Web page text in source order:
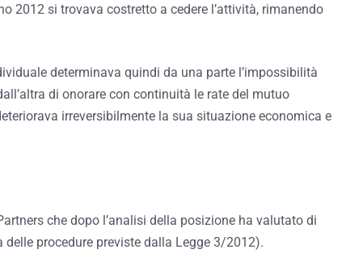
2012 si trovava costretto a cedere l’attività, rimanendo
determinava quindi da una parte l’impossibilità
di onorare con continuità le rate del mutuo
irreversibilmente la sua situazione economica e
che dopo l’analisi della posizione ha valutato di
procedure previste dalla Legge 3/2012).